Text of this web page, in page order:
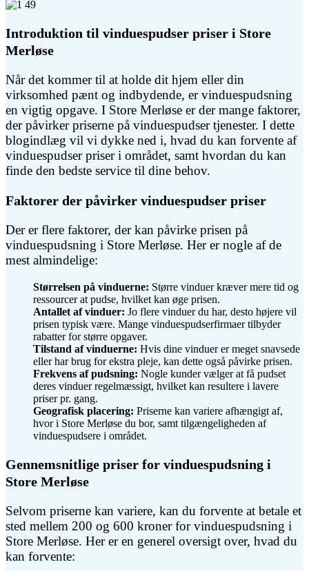
Introduktion til vinduespudser priser i Store
Merløse
Når det kommer til at holde dit hjem eller din
virksomhed pænt og indbydende, er vinduespudsning
en vigtig opgave. I Store Merløse er der mange faktorer,
der påvirker priserne på vinduespudser tjenester. I dette
blogindlæg vil vi dykke ned i, hvad du kan forvente af
vinduespudser priser i området, samt hvordan du kan
finde den bedste service til dine behov.
Faktorer der påvirker vinduespudser priser
Der er flere faktorer, der kan påvirke prisen på
vinduespudsning i Store Merløse. Her er nogle af de
mest almindelige:
Størrelsen på vinduerne: Større vinduer kræver mere tid og
ressourcer at pudse, hvilket kan øge prisen.
Antallet af vinduer: Jo flere vinduer du har, desto højere vil
prisen typisk være. Mange vinduespudserfirmaer tilbyder
rabatter for større opgaver.
Tilstand af vinduerne: Hvis dine vinduer er meget snavsede
eller har brug for ekstra pleje, kan dette også påvirke prisen.
Frekvens af pudsning: Nogle kunder vælger at få pudset
deres vinduer regelmæssigt, hvilket kan resultere i lavere
priser pr. gang.
Geografisk placering: Priserne kan variere afhængigt af,
hvor i Store Merløse du bor, samt tilgængeligheden af
vinduespudsere i området.
Gennemsnitlige priser for vinduespudsning i
Store Merløse
Selvom priserne kan variere, kan du forvente at betale et
sted mellem 200 og 600 kroner for vinduespudsning i
Store Merløse. Her er en generel oversigt over, hvad du
kan forvente: